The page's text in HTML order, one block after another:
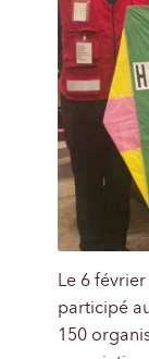
Le 6
participé
150